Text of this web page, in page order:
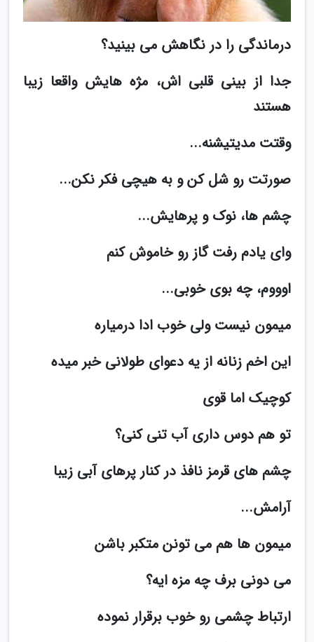
درماندگی را در نگاهش می بینید؟
جدا از بینی قلبی اش، مژه هایش واقعا زیبا
هستند
وقتت مدیتیشنه...
صورتت رو شل کن و به هیچی فکر نکن...
چشم ها، نوک و پرهایش...
وای یادم رفت گاز رو خاموش کنم
اوووم، چه بوی خوبی...
میمون نیست ولی خوب ادا درمیاره
این اخم زنانه از یه دعوای طولانی خبر میده
کوچیک اما قوی
تو هم دوس داری آب تنی کنی؟
چشم های قرمز نافذ در کنار پرهای آبی زیبا
آرامش...
میمون ها هم می تونن متکبر باشن
می دونی برف چه مزه ایه؟
ارتباط چشمی رو خوب برقرار نموده